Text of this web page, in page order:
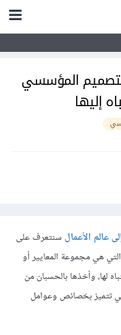
المؤسسي
إليها
عالم الأعمال سنتعرف على
هي مجموعة المعايير أو
لها، وأخذها بالحسبان من
تتميز بخصائص وعوامل